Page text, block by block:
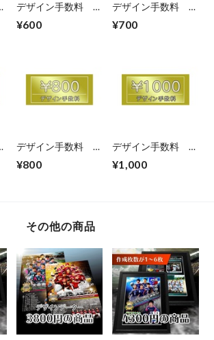
デザイン手数料
¥600
デザイン手数料
¥700
デザイン手数料
¥800
デザイン手数料
¥1,000
その他の商品